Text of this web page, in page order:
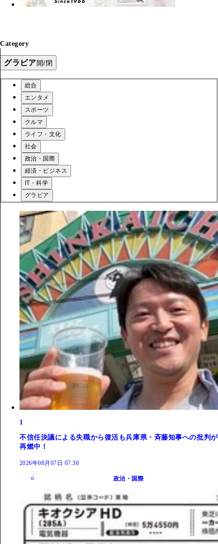
Category
グラビア開/閉
総合
エンタメ
スポーツ
クルマ
ライフ・文化
社会
政治・国際
経済・ビジネス
IT・科学
グラビア
1
不信任決議による失職から復活も兵庫県・斉藤知事への批判が
再燃中！
2026年08月07日 07:30
政治・国際